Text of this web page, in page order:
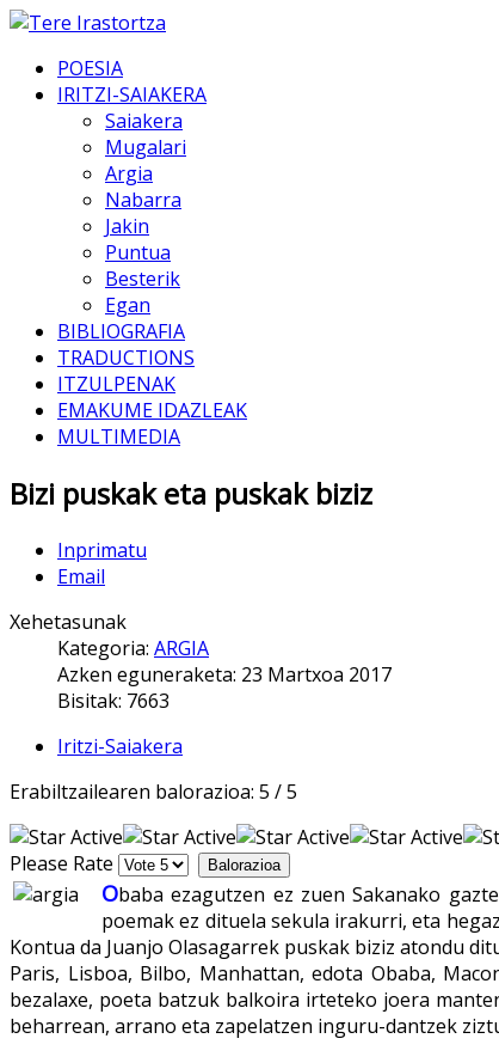
POESIA
IRITZI-SAIAKERA
Saiakera
Mugalari
Argia
Nabarra
Jakin
Puntua
Besterik
Egan
BIBLIOGRAFIA
TRADUCTIONS
ITZULPENAK
EMAKUME IDAZLEAK
MULTIMEDIA
Bizi puskak eta puskak biziz
Inprimatu
Email
Xehetasunak
Kategoria: ARGIA
Azken eguneraketa: 23 Martxoa 2017
Bisitak: 7663
Iritzi-Saiakera
Erabiltzailearen balorazioa: 5 /5
Please Rate
Obaba ezagutzen ez zuen Sakanako
poemak ez dituela sekula irakurri, eta
Kontua da Juanjo Olasagarrek puskak biziz atondu
Paris, Lisboa, Bilbo, Manhattan, edota Obaba,
bezalaxe, poeta batzuk balkoira irteteko joera
beharrean, arrano eta zapelatzen inguru-dantzek